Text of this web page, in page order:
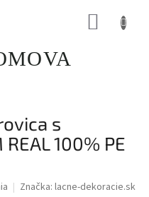
s
100% PE
Značka: lacne-dekoracie.sk